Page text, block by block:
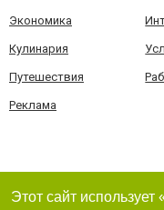
Экономика
Кулинария
Путешествия
Реклама
Этот сайт